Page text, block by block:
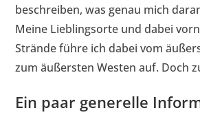
beschreiben, was genau mich
Meine Lieblingsorte und dabei
Strände führe ich dabei vom
zum äußersten Westen auf. Doch
Ein paar generelle